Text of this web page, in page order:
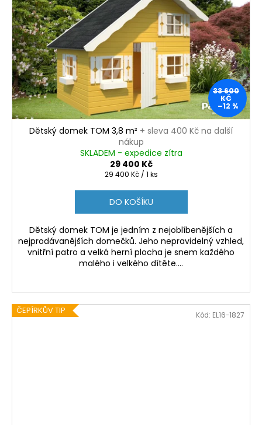
33 600
KČ
–12 %
Dětský domek TOM 3,8 m² + sleva 400 Kč na další
nákup
SKLADEM - expedice zítra
29 400 Kč
Měrná
29 400 Kč / 1 ks
DO KOŠÍKU
Dětský domek TOM je jedním z nejoblíbenějších a
nejprodávanějších domečků. Jeho nepravidelný vzhled,
vnitřní patro a velká herní plocha je snem každého
malého i velkého dítěte....
ČEPÍRKŮV TIP Kód: EL16-1827